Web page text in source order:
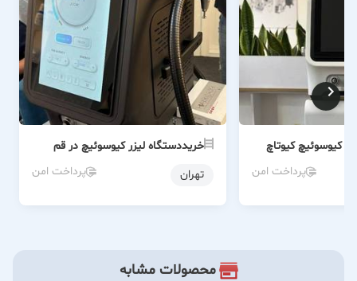
کیوسوئیچ کیوتاچ
پرداخت امن
خریددستگاه لیزر کیوسوئیچ در قم
تهران
پرداخت امن
محصولات مشابه